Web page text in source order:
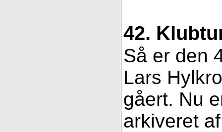
42.
Så er den
Lars
gåert. Nu
arkiveret